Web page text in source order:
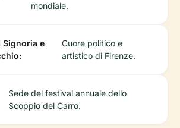
mondiale.
Signoria e
Cuore politico e
artistico di Firenze.
Sede del festival annuale dello
Scoppio del Carro.